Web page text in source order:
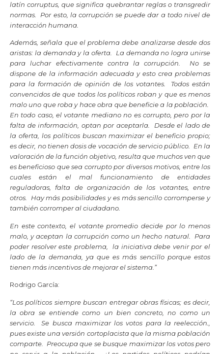
latín corruptus, que significa quebrantar reglas o transgredir
normas. Por esto, la corrupción se puede dar a todo nivel de
interacción humana.
Además, señala que el problema debe analizarse desde dos
aristas: la demanda y la oferta. La demanda no logra unirse
para luchar efectivamente contra la corrupción. No se
dispone de la información adecuada y esto crea problemas
para la formación de opinión de los votantes. Todos están
convencidos de que todos los políticos roban y que es menos
malo uno que roba y hace obra que beneficie a la población.
En todo caso, el votante mediano no es corrupto, pero por la
falta de información, optan por aceptarla. Desde el lado de
la oferta, los políticos buscan maximizar el beneficio propio;
es decir, no tienen dosis de vocación de servicio público. En la
valoración de la función objetivo, resulta que muchos ven que
es beneficioso que sea corrupto por diversos motivos, entre los
cuales están el mal funcionamiento de entidades
reguladoras, falta de organización de los votantes, entre
otros. Hay más posibilidades y es más sencillo corromperse y
también corromper al ciudadano.
En este contexto, el votante promedio decide por lo menos
malo, y aceptan la corrupción como un hecho natural. Para
poder resolver este problema, la iniciativa debe venir por el
lado de la demanda, ya que es más sencillo porque estos
tienen más incentivos de mejorar el sistema.”
Rodrigo García:
“Los políticos siempre buscan entregar obras físicas; es decir,
la obra se entiende como un bien concreto, no como un
servicio. Se busca maximizar los votos para la reelección.,
pues existe una versión cortoplacista que la misma población
comparte. Preocupa que se busque maximizar los votos pero